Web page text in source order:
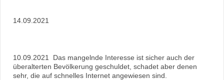
14.09.2021
10.09.2021 Das mangelnde Interesse ist sicher auch der
überalterten Bevölkerung geschuldet, schadet aber denen
sehr, die auf schnelles Internet angewiesen sind.